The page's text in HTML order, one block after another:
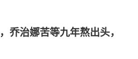
乔治娜苦等九年熬出头，